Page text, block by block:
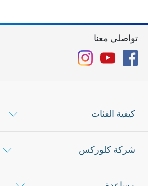
كيفية الفئات
شركة كلوركس
تواصلي معنا
Facebook
YouTube
Instagram